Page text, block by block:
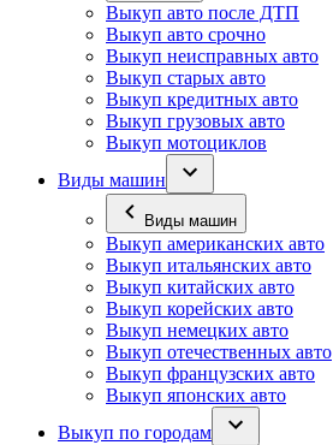
Выкуп авто после ДТП
Выкуп авто срочно
Выкуп неисправных авто
Выкуп старых авто
Выкуп кредитных авто
Выкуп грузовых авто
Выкуп мотоциклов
Виды машин
Виды машин
Выкуп американских авто
Выкуп итальянских авто
Выкуп китайских авто
Выкуп корейских авто
Выкуп немецких авто
Выкуп отечественных авто
Выкуп французских авто
Выкуп японских авто
Выкуп по городам